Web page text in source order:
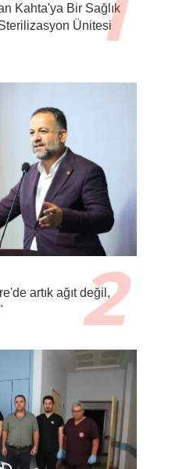
Kahta'ya Bir Sağlık
Sterilizasyon Ünitesi
artık ağıt değil,